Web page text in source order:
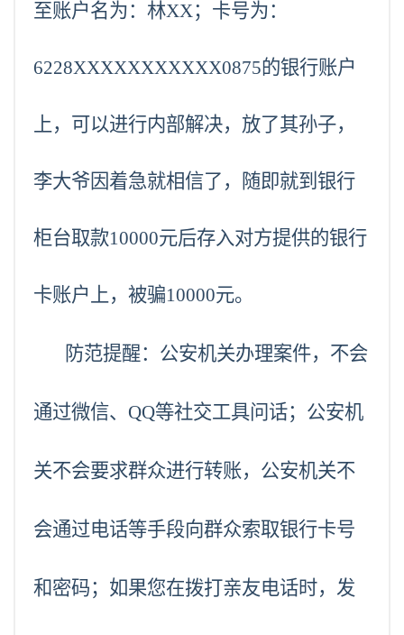
至账户名为：林XX；卡号为：
6228XXXXXXXXXXX0875的银行账户
上，可以进行内部解决，放了其孙子，
李大爷因着急就相信了，随即就到银行
柜台取款10000元后存入对方提供的银行
卡账户上，被骗10000元。
防范提醒：公安机关办理案件，不会
通过微信、QQ等社交工具问话；公安机
关不会要求群众进行转账，公安机关不
会通过电话等手段向群众索取银行卡号
和密码；如果您在拨打亲友电话时，发